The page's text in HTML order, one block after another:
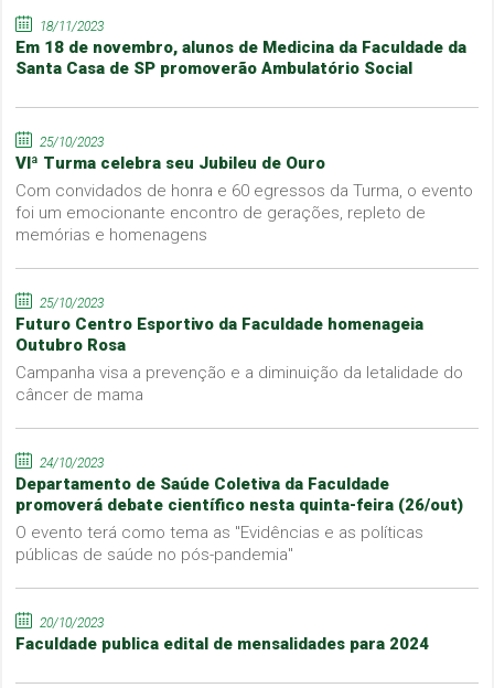
18/11/2023
Em 18 de novembro, alunos de Medicina da Faculdade da
Santa Casa de SP promoverão Ambulatório Social
25/10/2023
VIª Turma celebra seu Jubileu de Ouro
Com convidados de honra e 60 egressos da Turma, o evento
foi um emocionante encontro de gerações, repleto de
memórias e homenagens
25/10/2023
Futuro Centro Esportivo da Faculdade homenageia
Outubro Rosa
Campanha visa a prevenção e a diminuição da letalidade do
câncer de mama
24/10/2023
Departamento de Saúde Coletiva da Faculdade
promoverá debate científico nesta quinta-feira (26/out)
O evento terá como tema as "Evidências e as políticas
públicas de saúde no pós-pandemia"
20/10/2023
Faculdade publica edital de mensalidades para 2024